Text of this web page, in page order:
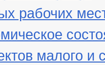
рабочих
малого и